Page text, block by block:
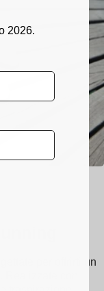
per offrirti un
con
2026.